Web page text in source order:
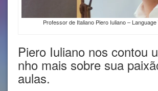
Professor de Italiano Piero Iuliano – Language
Piero Iuliano nos contou
nho mais sobre sua
aulas.